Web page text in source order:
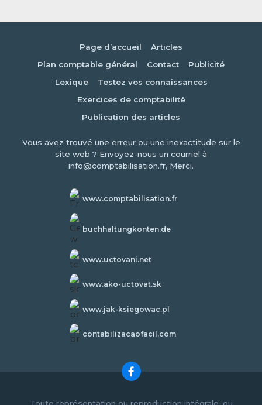
Page d’accueil
Articles
Plan comptable général
Contact
Publicité
Lexique
Testez vos connaissances
Exercices de comptabilité
Publication des articles
Vous avez trouvé une erreur ou une inexactitude sur le
site web ? Envoyez-nous un courriel à
info@comptabilisation.fr, Merci.
www.comptabilisation.fr
buchhaltungkonten.de
www.uctovani.net
www.ako-uctovat.sk
www.jak-ksiegowac.pl
contabilizacaofacil.com